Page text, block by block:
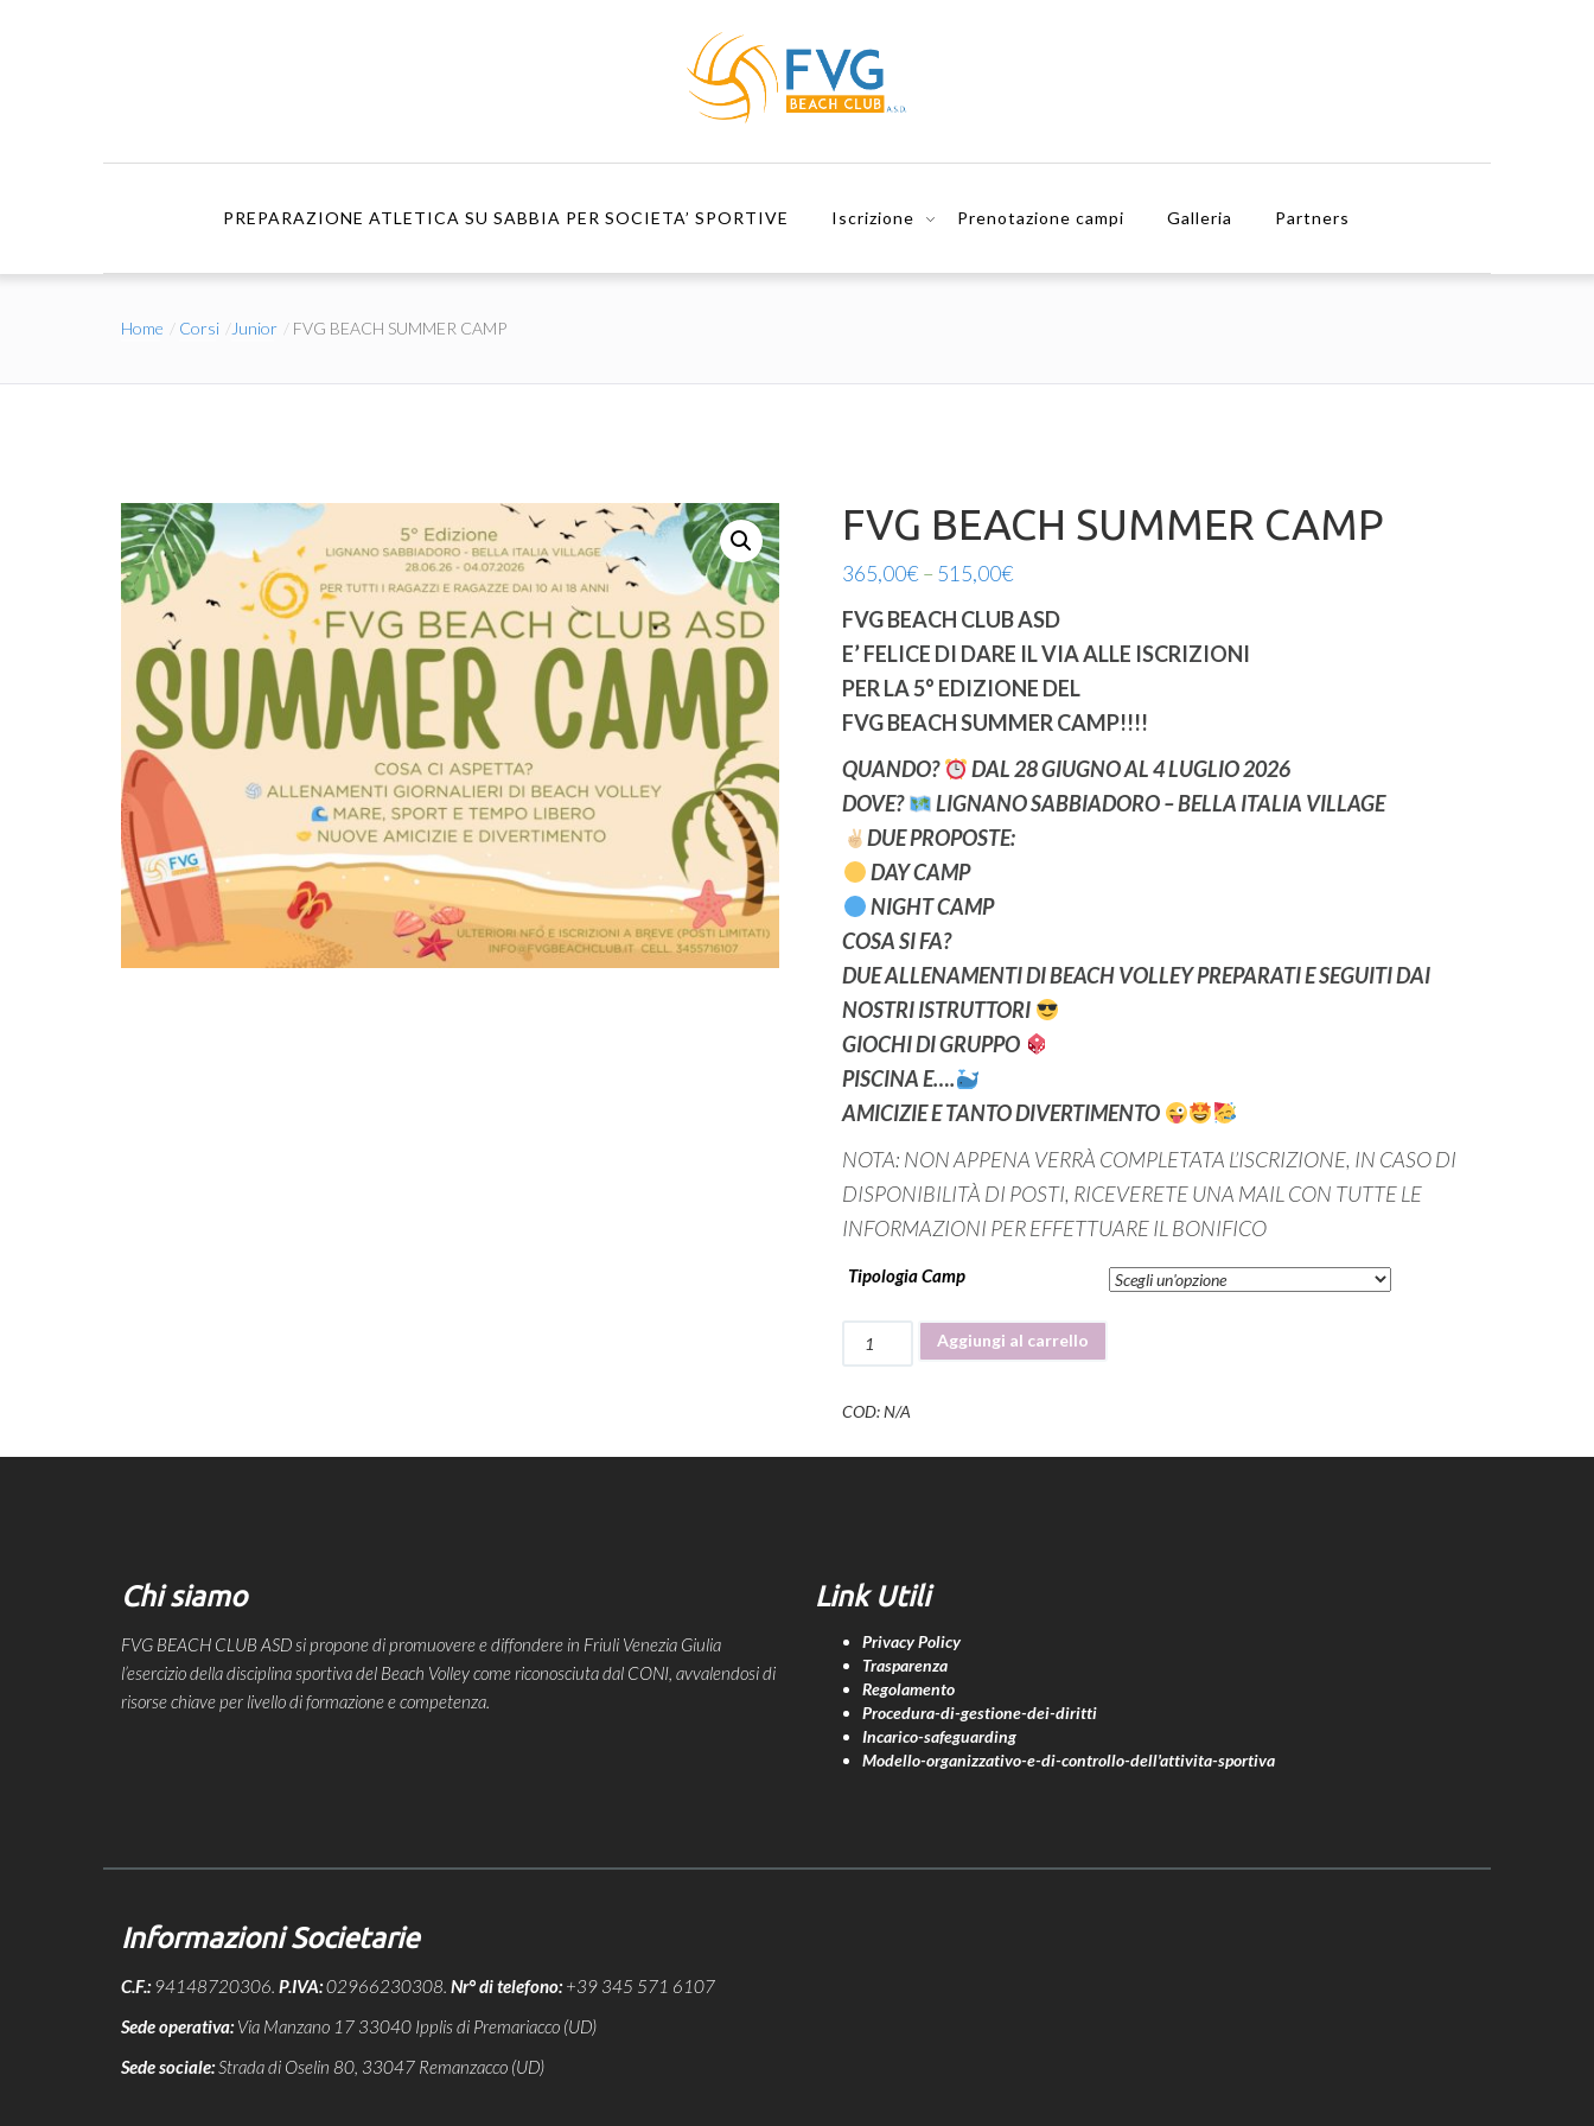
PREPARAZIONE ATLETICA SU SABBIA PER SOCIETA’ SPORTIVE Iscrizione Prenotazione campi Galleria Partners
Home Corsi Junior FVG BEACH SUMMER CAMP
FVG BEACH SUMMER CAMP
365,00€– 515,00€
FVG BEACH CLUB ASD
E’ FELICE DI DARE IL VIA ALLE ISCRIZIONI
PER LA 5° EDIZIONE DEL
FVG BEACH SUMMER CAMP!!!!
QUANDO?
DAL 28 GIUGNO AL 4 LUGLIO 2026
DOVE?
LIGNANO SABBIADORO – BELLA ITALIA VILLAGE
DUE PROPOSTE:
DAY CAMP
NIGHT CAMP
COSA SI FA?
DUE ALLENAMENTI DI BEACH VOLLEY PREPARATI E SEGUITI DAI
NOSTRI ISTRUTTORI
GIOCHI DI GRUPPO
PISCINA E….
AMICIZIE E TANTO DIVERTIMENTO
NOTA: NON APPENA VERRÀ COMPLETATA L’ISCRIZIONE, IN CASO DI
DISPONIBILITÀ DI POSTI, RICEVERETE UNA MAIL CON TUTTE LE
INFORMAZIONI PER EFFETTUARE IL BONIFICO
Tipologia Camp
BEACH
CAMP
quantità
Aggiungi al carrello
COD:N/A
Chi siamo
FVG BEACH CLUB ASD si propone di promuovere e diffondere in Friuli Venezia Giulia
l’esercizio della disciplina sportiva del Beach Volley come riconosciuta dal CONI, avvalendosi di
risorse chiave per livello di formazione e competenza.
Link Utili
Privacy Policy
Trasparenza
Regolamento
Procedura-di-gestione-dei-diritti
Incarico-safeguarding
Modello-organizzativo-e-di-controllo-dell'attivita-sportiva
Informazioni Societarie
C.F.:94148720306. P.IVA:02966230308. Nr° di telefono:+39 345 571 6107
Sede operativa:Via Manzano 17 33040 Ipplis di Premariacco (UD)
Sede sociale:Strada di Oselin 80, 33047 Remanzacco (UD)